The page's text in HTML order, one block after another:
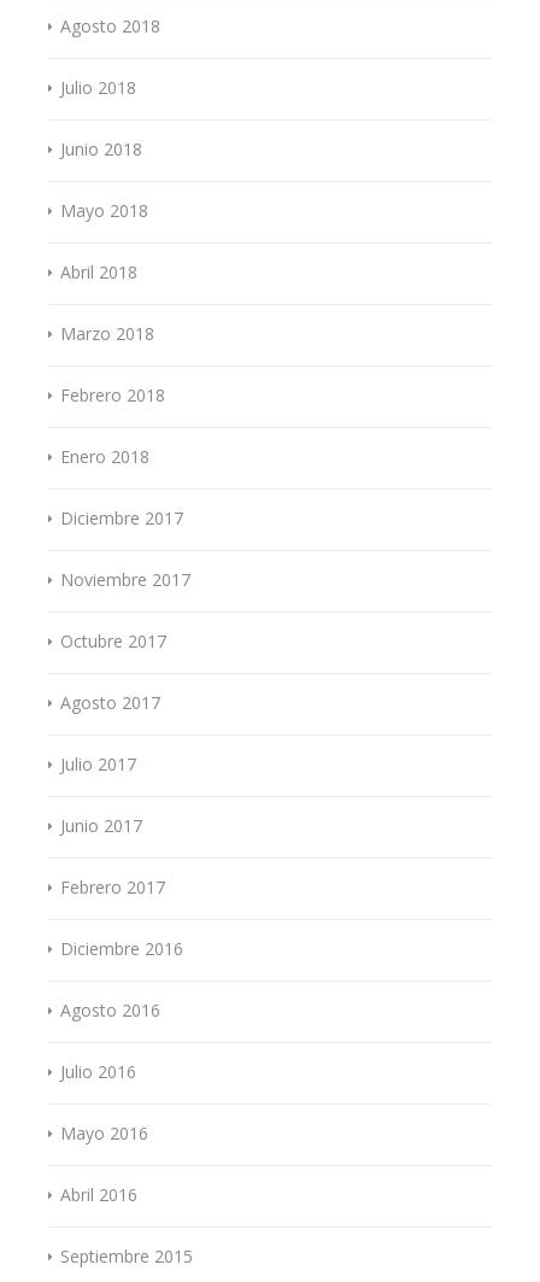
Agosto 2018
Julio 2018
Junio 2018
Mayo 2018
Abril 2018
Marzo 2018
Febrero 2018
Enero 2018
Diciembre 2017
Noviembre 2017
Octubre 2017
Agosto 2017
Julio 2017
Junio 2017
Febrero 2017
Diciembre 2016
Agosto 2016
Julio 2016
Mayo 2016
Abril 2016
Septiembre 2015